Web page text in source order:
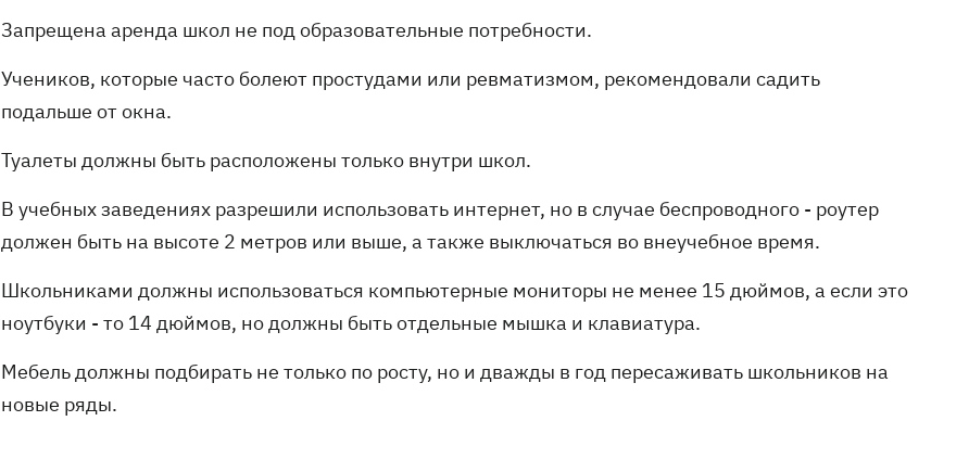
Запрещена аренда школ не под образовательные потребности.
Учеников, которые часто болеют простудами или ревматизмом, рекомендовали садить
подальше от окна.
Туалеты должны быть расположены только внутри школ.
В учебных заведениях разрешили использовать интернет, но в случае беспроводного - роутер
должен быть на высоте 2 метров или выше, а также выключаться во внеучебное время.
Школьниками должны использоваться компьютерные мониторы не менее 15 дюймов, а если это
ноутбуки - то 14 дюймов, но должны быть отдельные мышка и клавиатура.
Мебель должны подбирать не только по росту, но и дважды в год пересаживать школьников на
новые ряды.